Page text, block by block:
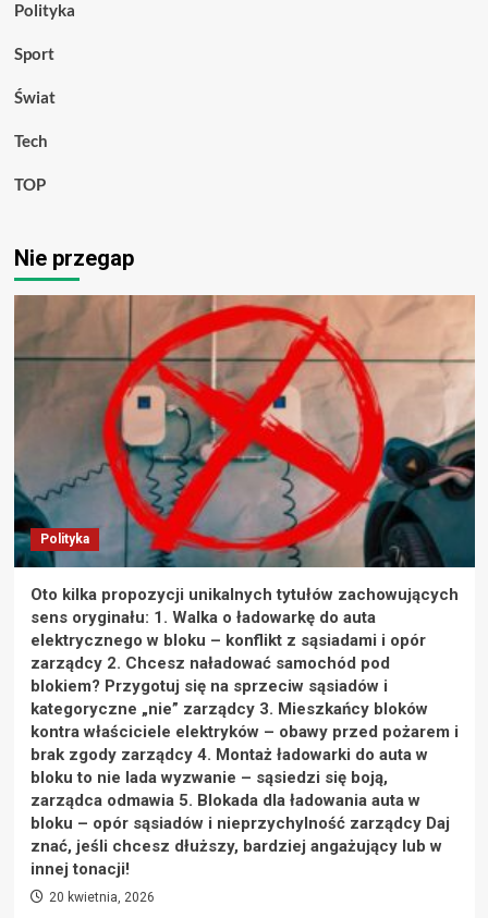
Polityka
Sport
Świat
Tech
TOP
Nie przegap
Polityka
Oto kilka propozycji unikalnych tytułów zachowujących
sens oryginału: 1. Walka o ładowarkę do auta
elektrycznego w bloku – konflikt z sąsiadami i opór
zarządcy 2. Chcesz naładować samochód pod
blokiem? Przygotuj się na sprzeciw sąsiadów i
kategoryczne „nie” zarządcy 3. Mieszkańcy bloków
kontra właściciele elektryków – obawy przed pożarem i
brak zgody zarządcy 4. Montaż ładowarki do auta w
bloku to nie lada wyzwanie – sąsiedzi się boją,
zarządca odmawia 5. Blokada dla ładowania auta w
bloku – opór sąsiadów i nieprzychylność zarządcy Daj
znać, jeśli chcesz dłuższy, bardziej angażujący lub w
innej tonacji!
20 kwietnia, 2026